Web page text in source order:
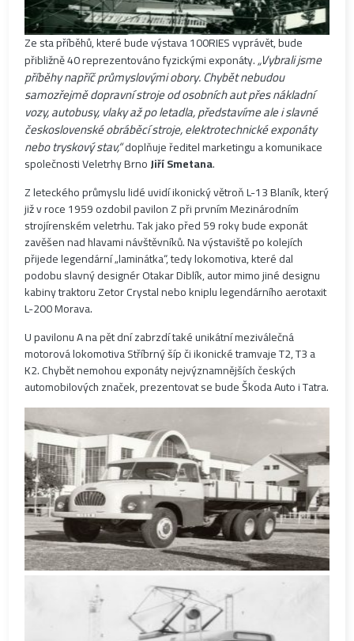
Ze sta příběhů, které bude výstava 100RIES vyprávět, bude
přibližně 40 reprezentováno fyzickými exponáty.„Vybrali jsme
příběhy napříč průmyslovými obory. Chybět nebudou
samozřejmě dopravní stroje od osobních aut přes nákladní
vozy, autobusy, vlaky až po letadla, představíme ale i slavné
československé obráběcí stroje, elektrotechnické exponáty
nebo tryskový stav,“doplňuje ředitel marketingu a komunikace
společnosti Veletrhy BrnoJiří Smetana.
Z leteckého průmyslu lidé uvidí ikonický větroň L-13 Blaník, který
již v roce 1959 ozdobil pavilon Z při prvním Mezinárodním
strojírenském veletrhu. Tak jako před 59 roky bude exponát
zavěšen nad hlavami návštěvníků. Na výstaviště po kolejích
přijede legendární „laminátka“, tedy lokomotiva, které dal
podobu slavný designér Otakar Diblík, autor mimo jiné designu
kabiny traktoru Zetor Crystal nebo kniplu legendárního aerotaxit
L-200 Morava.
U pavilonu A na pět dní zabrzdí také unikátní meziválečná
motorová lokomotiva Stříbrný šíp či ikonické tramvaje T2, T3 a
K2. Chybět nemohou exponáty nejvýznamnějších českých
automobilových značek, prezentovat se bude Škoda Auto i Tatra.